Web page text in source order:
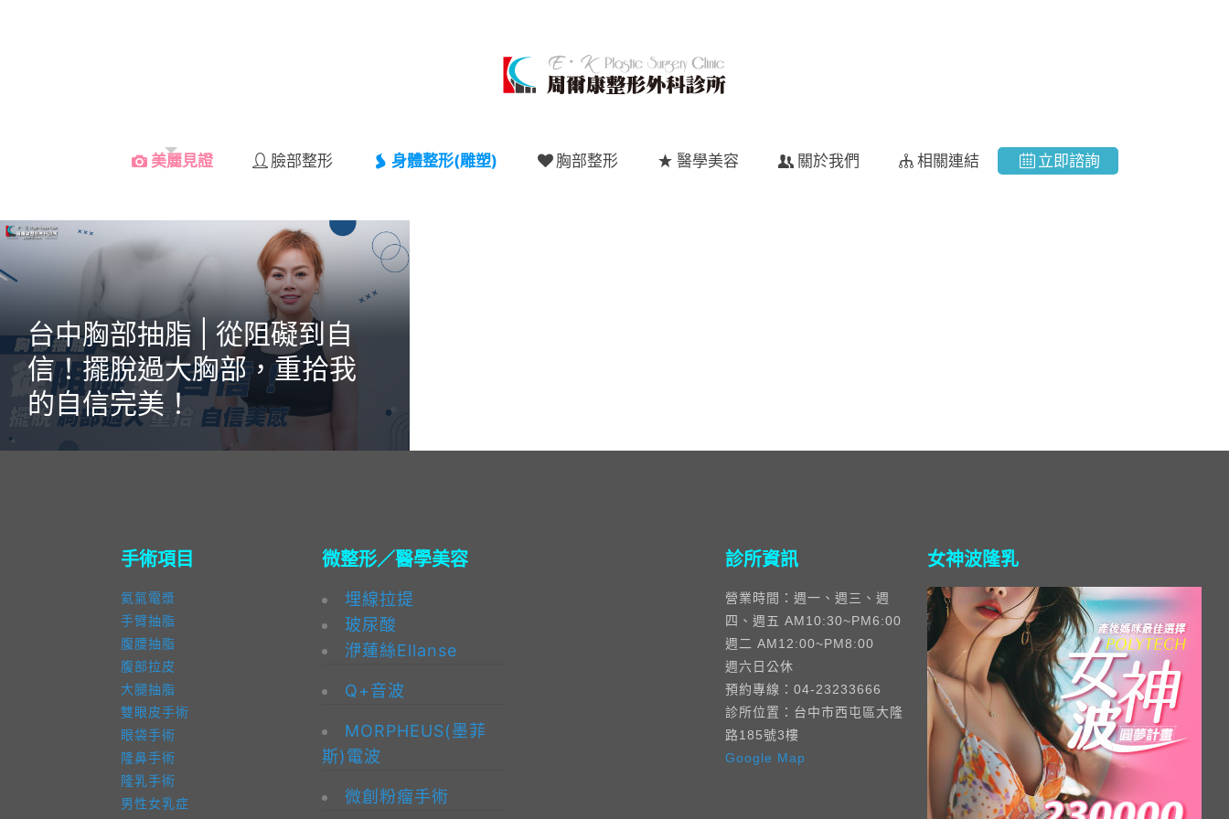
美麗見證 臉部整形 身體整形(雕塑) 胸部整形 醫學美容 關於我們 相關連結 立即諮詢
台中胸部抽脂 | 從阻礙到自
信！擺脫過大胸部，重拾我
的自信完美！
手術項目
氦氣電漿
手臂抽脂
腹腰抽脂
腹部拉皮
大腿抽脂
雙眼皮手術
眼袋手術
隆鼻手術
隆乳手術
男性女乳症
微整形／醫學美容
埋線拉提
玻尿酸
洢蓮絲Ellanse
Q+音波
MORPHEUS(墨菲
斯)電波
微創粉瘤手術
診所資訊
營業時間：週一、週三、週
四、週五 AM10:30~PM6:00
週二 AM12:00~PM8:00
週六日公休
預約專線：04-23233666
診所位置：台中市西屯區大隆
路185號3樓
Google Map
女神波隆乳